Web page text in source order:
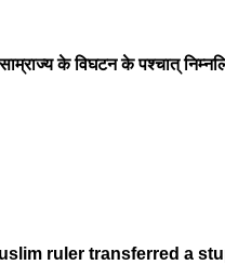
के विघटन के पश्चात्
ruler transferred a